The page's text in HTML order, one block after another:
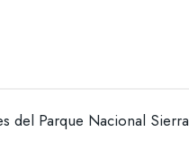
del Parque Nacional Sierra